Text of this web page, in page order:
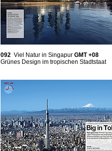
092 Viel Natur in Singapur GMT +08
Grünes Design im tropischen Stadtstaat